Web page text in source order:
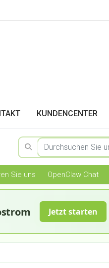
KUNDENCENTER
Sie uns OpenClaw Chat